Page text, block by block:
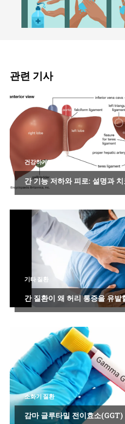
관련 기사
건강하게 살기
간 기능 저하와 피로: 설명과 치
기타 질환
간 질환이 왜 허리 통증을 유발
소화기 질환
감마 글루타밀 전이효소